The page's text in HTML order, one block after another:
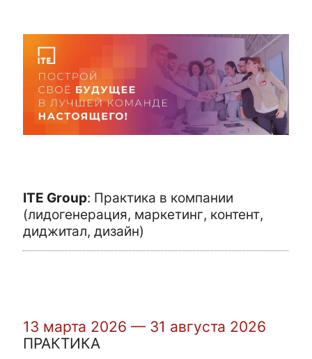
ITE Group: Практика в компании
(лидогенерация, маркетинг, контент,
диджитал, дизайн)
13 марта 2026 — 31 августа 2026
ПРАКТИКА